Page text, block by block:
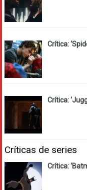
Crítica:
Crítica:
Críticas de series
Crítica: